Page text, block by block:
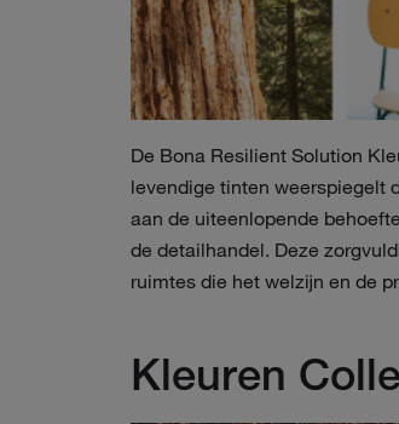
De Bona Resilient Solution
levendige tinten weerspiegelt
aan de uiteenlopende
de detailhandel. Deze
ruimtes die het welzijn en de
Kleuren